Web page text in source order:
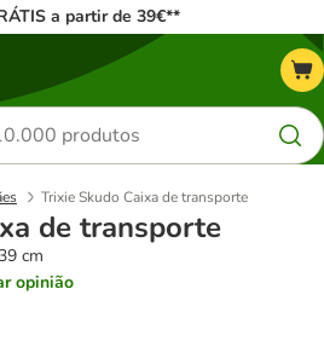
a partir de 39€**
Trixie Skudo Caixa de transporte
de transporte
cm
opinião